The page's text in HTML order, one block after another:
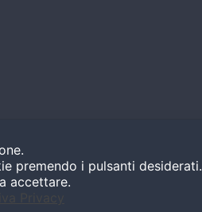
premendo i pulsanti desiderati.
accettare.